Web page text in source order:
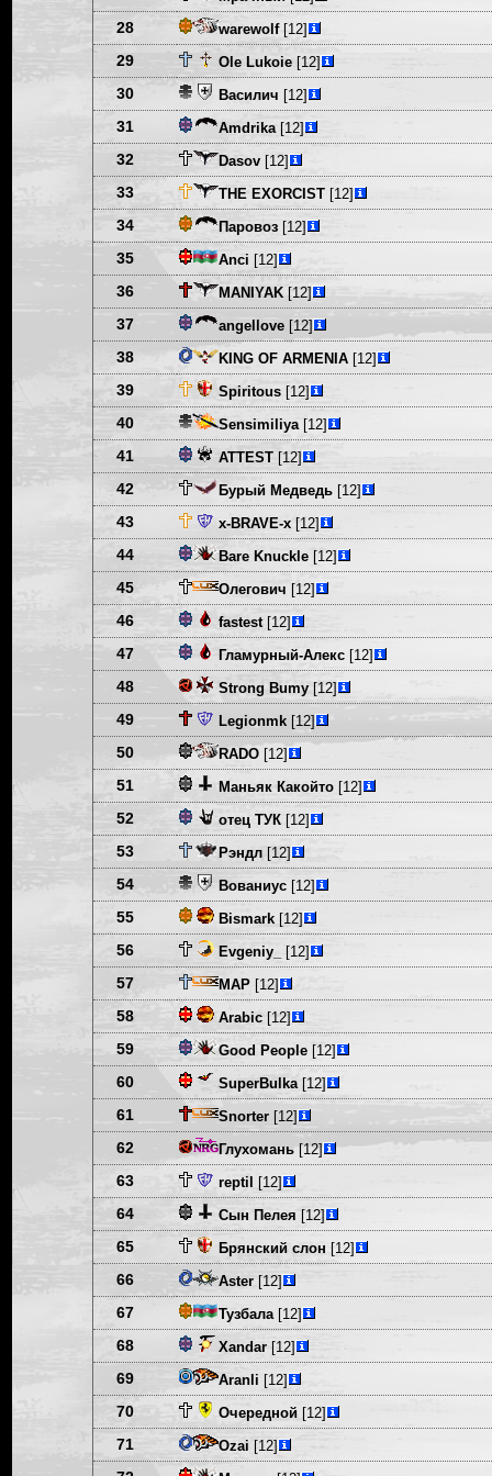
28 warewolf[12]
29 Ole Lukoie[12]
30 Василич [12]
31 Amdrika[12]
32 Dasov[12]
33 THE EXORCIST[12]
34 Паровоз[12]
35 Anci [12]
36 MANIYAK[12]
37 angellove[12]
38 KING OF ARMENIA[12]
39 Spiritous[12]
40 Sensimiliya[12]
41 ATTEST[12]
42 Бурый Медведь[12]
43 x-BRAVE-x[12]
44 Bare Knuckle[12]
45 Олегович [12]
46 fastest[12]
47 Гламурный-Алекс[12]
48 Strong Bumy[12]
49 Legionmk[12]
50 RADO[12]
51 Маньяк Какойто[12]
52 отец ТУК[12]
53 Рэндл[12]
54 Вованиус[12]
55 Bismark[12]
56 Evgeniy_ [12]
57 МАР[12]
58 Arabic[12]
59 Good People[12]
60 SuperBulka[12]
61 Snorter[12]
62 Глухомань[12]
63 reptil [12]
64 Сын Пелея [12]
65 Брянский слон [12]
66 Aster[12]
67 Тузбала[12]
68 Xandar[12]
69 Aranli [12]
70 Очередной[12]
71 Ozai [12]